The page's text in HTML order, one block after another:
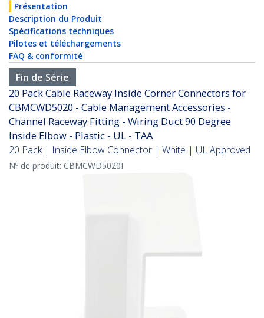
Présentation
Description du Produit
Spécifications techniques
Pilotes et téléchargements
FAQ & conformité
Fin de Série
20 Pack Cable Raceway Inside Corner Connectors for
CBMCWD5020 - Cable Management Accessories -
Channel Raceway Fitting - Wiring Duct 90 Degree
Inside Elbow - Plastic - UL - TAA
20 Pack | Inside Elbow Connector | White | UL Approved
Nº de produit: CBMCWD5020I